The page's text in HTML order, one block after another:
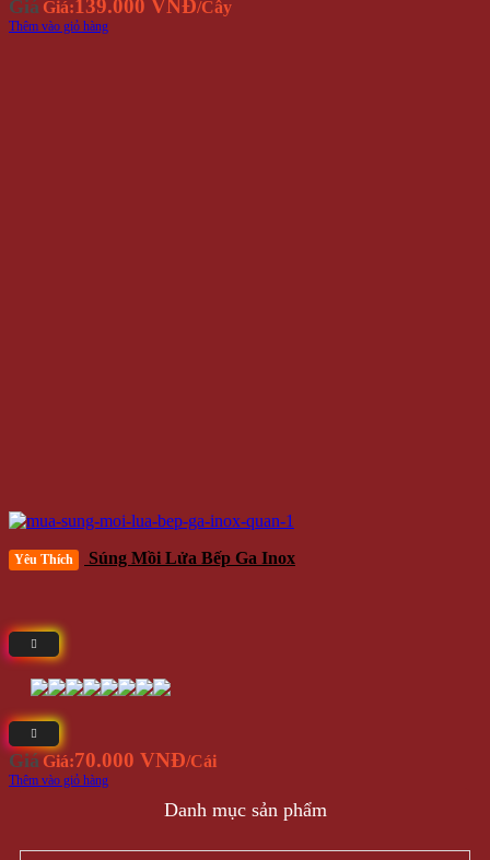
Giá Giá:139.000 VNĐ/Cây
Thêm vào giỏ hàng
Yêu Thích Súng Mồi Lửa Bếp Ga Inox
Giá Giá:70.000 VNĐ/Cái
Thêm vào giỏ hàng
Danh mục sản phẩm